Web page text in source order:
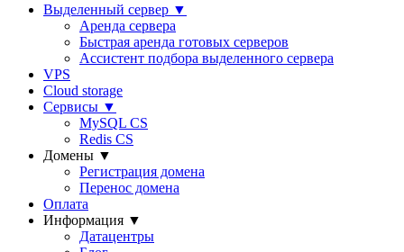
Выделенный сервер ▼
Аренда сервера
Быстрая аренда готовых серверов
Ассистент подбора выделенного сервера
VPS
Cloud storage
Сервисы ▼
MySQL CS
Redis CS
Домены ▼
Регистрация домена
Перенос домена
Оплата
Информация ▼
Датацентры